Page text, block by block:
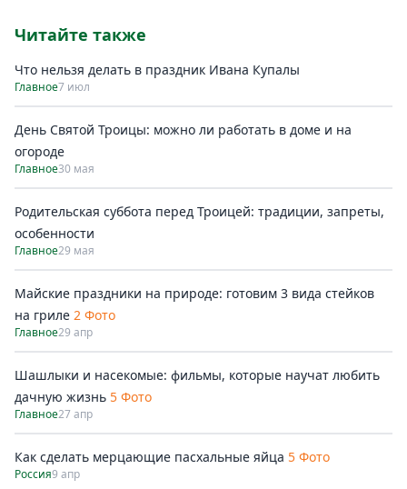
Читайте также
Что нельзя делать в праздник Ивана Купалы
Главное7 июл
День Святой Троицы: можно ли работать в доме и на
огороде
Главное30 мая
Родительская суббота перед Троицей: традиции, запреты,
особенности
Главное29 мая
Майские праздники на природе: готовим 3 вида стейков
на гриле 2 Фото
Главное29 апр
Шашлыки и насекомые: фильмы, которые научат любить
дачную жизнь 5 Фото
Главное27 апр
Как сделать мерцающие пасхальные яйца 5 Фото
Россия9 апр